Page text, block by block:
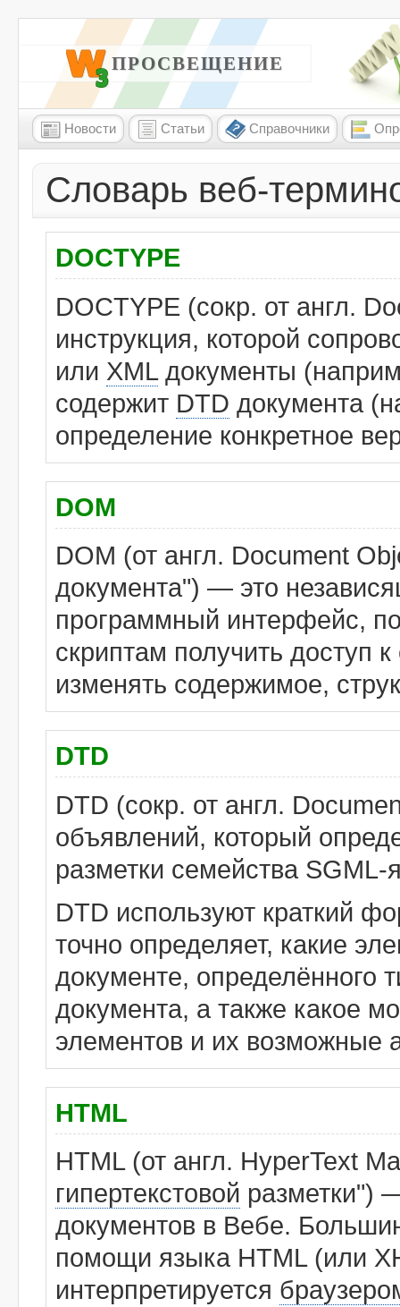
W3 ПРОСВЕЩЕНИЕ
Новости Статьи Справочники
Словарь веб-
DOCTYPE
DOCTYPE (сокр. от англ.
инструкция, которой
или XMLдокументы
содержит DTD документа
определение конкретное
DOM
DOM (от англ. Document
документа") — это
программный интерфейс,
скриптам получить доступ
изменять содержимое,
DTD
DTD (сокр. от англ.
объявлений, который
разметки семейства SGML-
DTD используют краткий
точно определяет, какие
документе, определённого
документа, а также какое
элементов и их возможные
HTML
HTML (от англ. HyperText
гипертекстовой разметки")
документов в Вебе.
помощи языка HTML (или
интерпретируется